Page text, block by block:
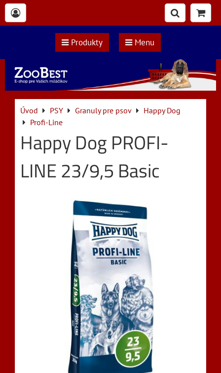
Produkty Menu
Úvod PSY Granuly pre psov
Happy Dog
Profi-Line
Happy Dog PROFI-
LINE 23/9,5 Basic